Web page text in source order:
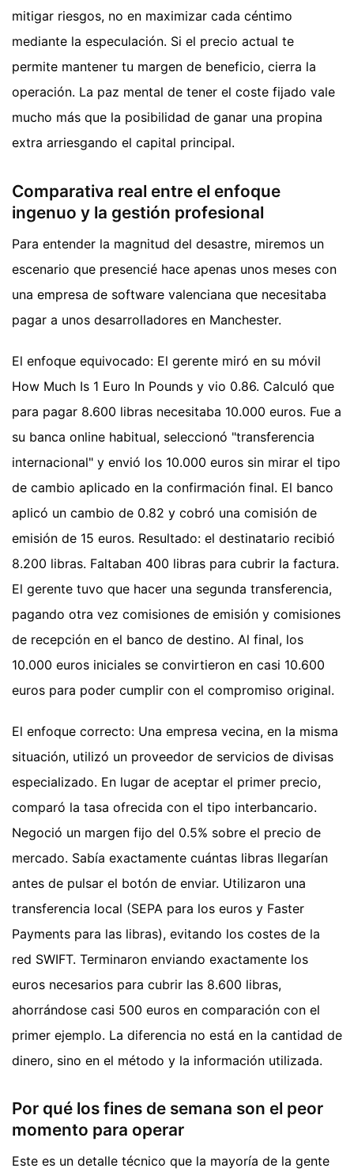
mitigar riesgos, no en maximizar cada céntimo
mediante la especulación. Si el precio actual te
permite mantener tu margen de beneficio, cierra la
operación. La paz mental de tener el coste fijado vale
mucho más que la posibilidad de ganar una propina
extra arriesgando el capital principal.
Comparativa real entre el enfoque
ingenuo y la gestión profesional
Para entender la magnitud del desastre, miremos un
escenario que presencié hace apenas unos meses con
una empresa de software valenciana que necesitaba
pagar a unos desarrolladores en Manchester.
El enfoque equivocado: El gerente miró en su móvil
How Much Is 1 Euro In Pounds y vio 0.86. Calculó que
para pagar 8.600 libras necesitaba 10.000 euros. Fue a
su banca online habitual, seleccionó "transferencia
internacional" y envió los 10.000 euros sin mirar el tipo
de cambio aplicado en la confirmación final. El banco
aplicó un cambio de 0.82 y cobró una comisión de
emisión de 15 euros. Resultado: el destinatario recibió
8.200 libras. Faltaban 400 libras para cubrir la factura.
El gerente tuvo que hacer una segunda transferencia,
pagando otra vez comisiones de emisión y comisiones
de recepción en el banco de destino. Al final, los
10.000 euros iniciales se convirtieron en casi 10.600
euros para poder cumplir con el compromiso original.
El enfoque correcto: Una empresa vecina, en la misma
situación, utilizó un proveedor de servicios de divisas
especializado. En lugar de aceptar el primer precio,
comparó la tasa ofrecida con el tipo interbancario.
Negoció un margen fijo del 0.5% sobre el precio de
mercado. Sabía exactamente cuántas libras llegarían
antes de pulsar el botón de enviar. Utilizaron una
transferencia local (SEPA para los euros y Faster
Payments para las libras), evitando los costes de la
red SWIFT. Terminaron enviando exactamente los
euros necesarios para cubrir las 8.600 libras,
ahorrándose casi 500 euros en comparación con el
primer ejemplo. La diferencia no está en la cantidad de
dinero, sino en el método y la información utilizada.
Por qué los fines de semana son el peor
momento para operar
Este es un detalle técnico que la mayoría de la gente